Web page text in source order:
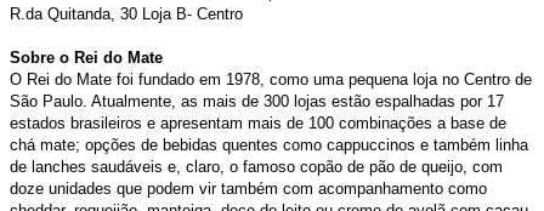
R.da Quitanda, 30 Loja B- Centro
Sobre o Rei do Mate
O Rei do Mate foi fundado em 1978, como uma pequena loja no Centro de
São Paulo. Atualmente, as mais de 300 lojas estão espalhadas por 17
estados brasileiros e apresentam mais de 100 combinações a base de
chá mate; opções de bebidas quentes como cappuccinos e também linha
de lanches saudáveis e, claro, o famoso copão de pão de queijo, com
doze unidades que podem vir também com acompanhamento como